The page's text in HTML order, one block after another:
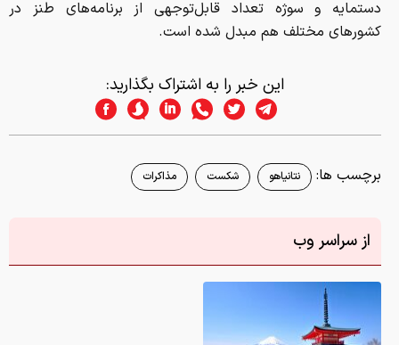
دستمایه و سوژه تعداد قابل‌توجهی از برنامه‌های طنز در
کشورهای مختلف هم مبدل شده است.
این خبر را به اشتراک بگذارید:
برچسب ها: نتانیاهو شکست مذاکرات
از سراسر وب